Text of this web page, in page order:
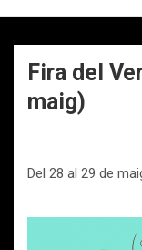
Fira del
maig)
Del 28 al 29 de